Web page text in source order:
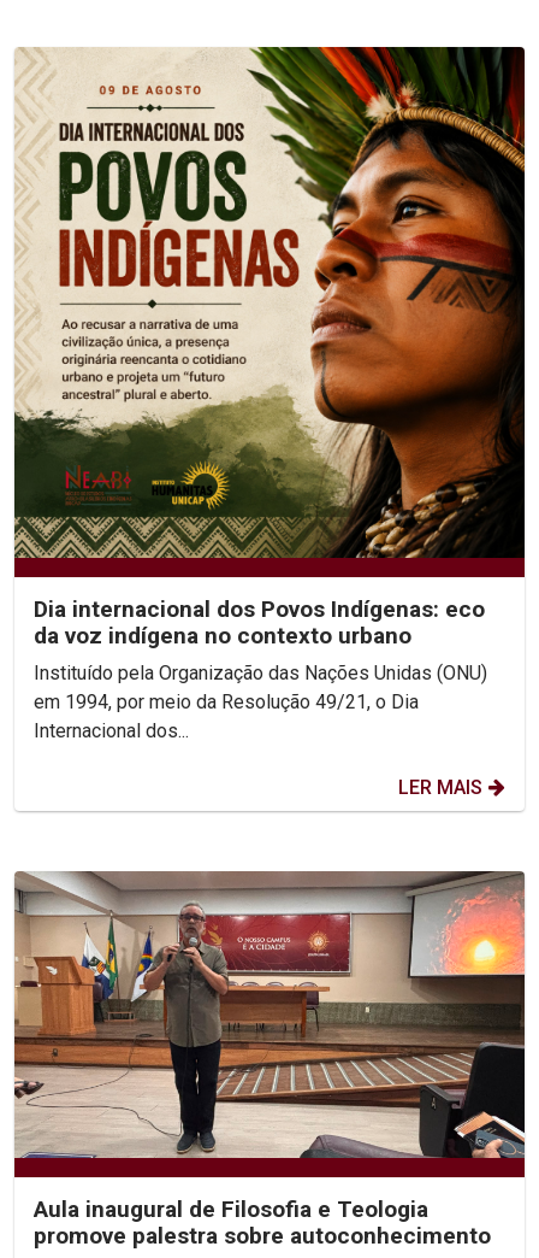
Dia internacional dos Povos Indígenas: eco
da voz indígena no contexto urbano
Instituído pela Organização das Nações Unidas (ONU)
em 1994, por meio da Resolução 49/21, o Dia
Internacional dos...
LER MAIS
Aula inaugural de Filosofia e Teologia
promove palestra sobre autoconhecimento